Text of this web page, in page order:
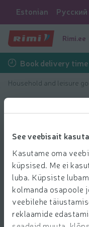
See veebisait
Kasutame oma
küpsised. Me ei
luba. Küpsiste
kolmanda osapoole
veebilehe
reklaamide
Estonian Русский
Rimi.ee
Book delivery time
Household and leisure